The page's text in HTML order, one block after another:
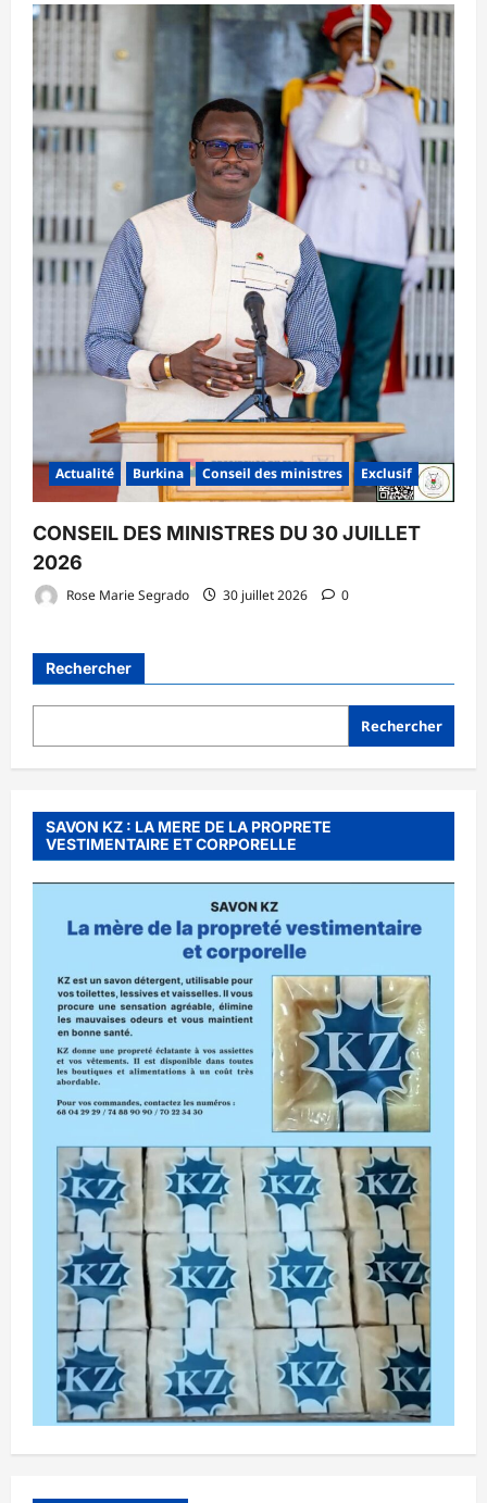
Actualité Burkina Conseil des ministres Exclusif
CONSEIL DES MINISTRES DU 30 JUILLET
2026
Rose Marie Segrado 30 juillet 2026 0
Rechercher
Rechercher
SAVON KZ : LA MERE DE LA PROPRETE
VESTIMENTAIRE ET CORPORELLE